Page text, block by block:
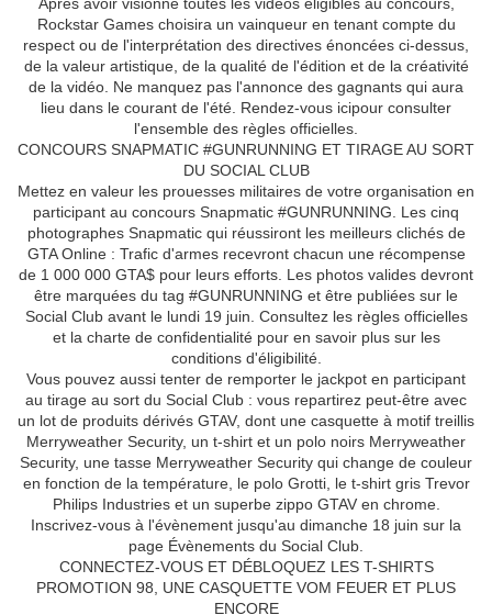
Rockstar Games choisira un vainqueur en tenant compte du
respect ou de l'interprétation des directives énoncées ci-dessus,
de la valeur artistique, de la qualité de l'édition et de la créativité
de la vidéo. Ne manquez pas l'annonce des gagnants qui aura
lieu dans le courant de l'été. Rendez-vous icipour consulter
l'ensemble des règles officielles.
CONCOURS SNAPMATIC #GUNRUNNING ET TIRAGE AU SORT
DU SOCIAL CLUB
Mettez en valeur les prouesses militaires de votre organisation en
participant au concours Snapmatic #GUNRUNNING. Les cinq
photographes Snapmatic qui réussiront les meilleurs clichés de
GTA Online : Trafic d'armes recevront chacun une récompense
de 1 000 000 GTA$ pour leurs efforts. Les photos valides devront
être marquées du tag #GUNRUNNING et être publiées sur le
Social Club avant le lundi 19 juin. Consultez les règles officielles
et la charte de confidentialité pour en savoir plus sur les
conditions d'éligibilité.
Vous pouvez aussi tenter de remporter le jackpot en participant
au tirage au sort du Social Club : vous repartirez peut-être avec
un lot de produits dérivés GTAV, dont une casquette à motif treillis
Merryweather Security, un t-shirt et un polo noirs Merryweather
Security, une tasse Merryweather Security qui change de couleur
en fonction de la température, le polo Grotti, le t-shirt gris Trevor
Philips Industries et un superbe zippo GTAV en chrome.
Inscrivez-vous à l'évènement jusqu'au dimanche 18 juin sur la
page Évènements du Social Club.
CONNECTEZ-VOUS ET DÉBLOQUEZ LES T-SHIRTS
PROMOTION 98, UNE CASQUETTE VOM FEUER ET PLUS
ENCORE